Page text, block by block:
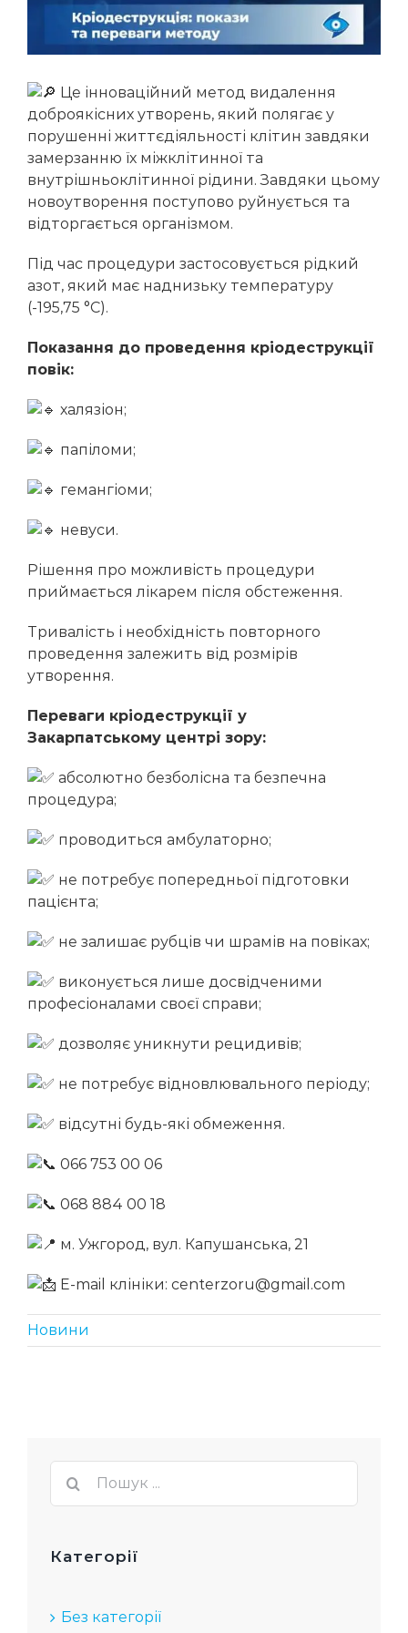
Молошій Володимир Васильович
Бора Катерина Василівна
Жабоєдов Дмитро Геннадійович
Луп’як Аліна Дмитрівна
Мазур Євгенія Василівна
Супік Марина Станіславівна
Гнепа Ольга Іллівна
Кондратенко Наталія Геннадіївна
Кіш Оксана Володимирівна
Стойка Альона Василівна
Косоокість
Амбліопія
Це інноваційний метод видалення
доброякісних утворень, який полягає у
порушенні життєдіяльності клітин завдяки
замерзанню їх міжклітинної та
внутрішньоклітинної рідини. Завдяки цьому
новоутворення поступово руйнується та
відторгається організмом.
Під час процедури застосовується рідкий
азот, який має наднизьку температуру
(-195,75 °C).
Показання до проведення кріодеструкції
повік:
халязіон;
папіломи;
гемангіоми;
невуси.
Рішення про можливість процедури
приймається лікарем після обстеження.
Тривалість і необхідність повторного
проведення залежить від розмірів
утворення.
Переваги кріодеструкції у
Закарпатському центрі зору:
абсолютно безболісна та безпечна
процедура;
проводиться амбулаторно;
не потребує попередньої підготовки
пацієнта;
не залишає рубців чи шрамів на повіках;
виконується лише досвідченими
професіоналами своєї справи;
дозволяє уникнути рецидивів;
не потребує відновлювального періоду;
відсутні будь-які обмеження.
066 753 00 06
068 884 00 18
м. Ужгород, вул. Капушанська, 21
E-mail клініки: centerzoru@gmail.com
Новини
Категорії
Без категорії